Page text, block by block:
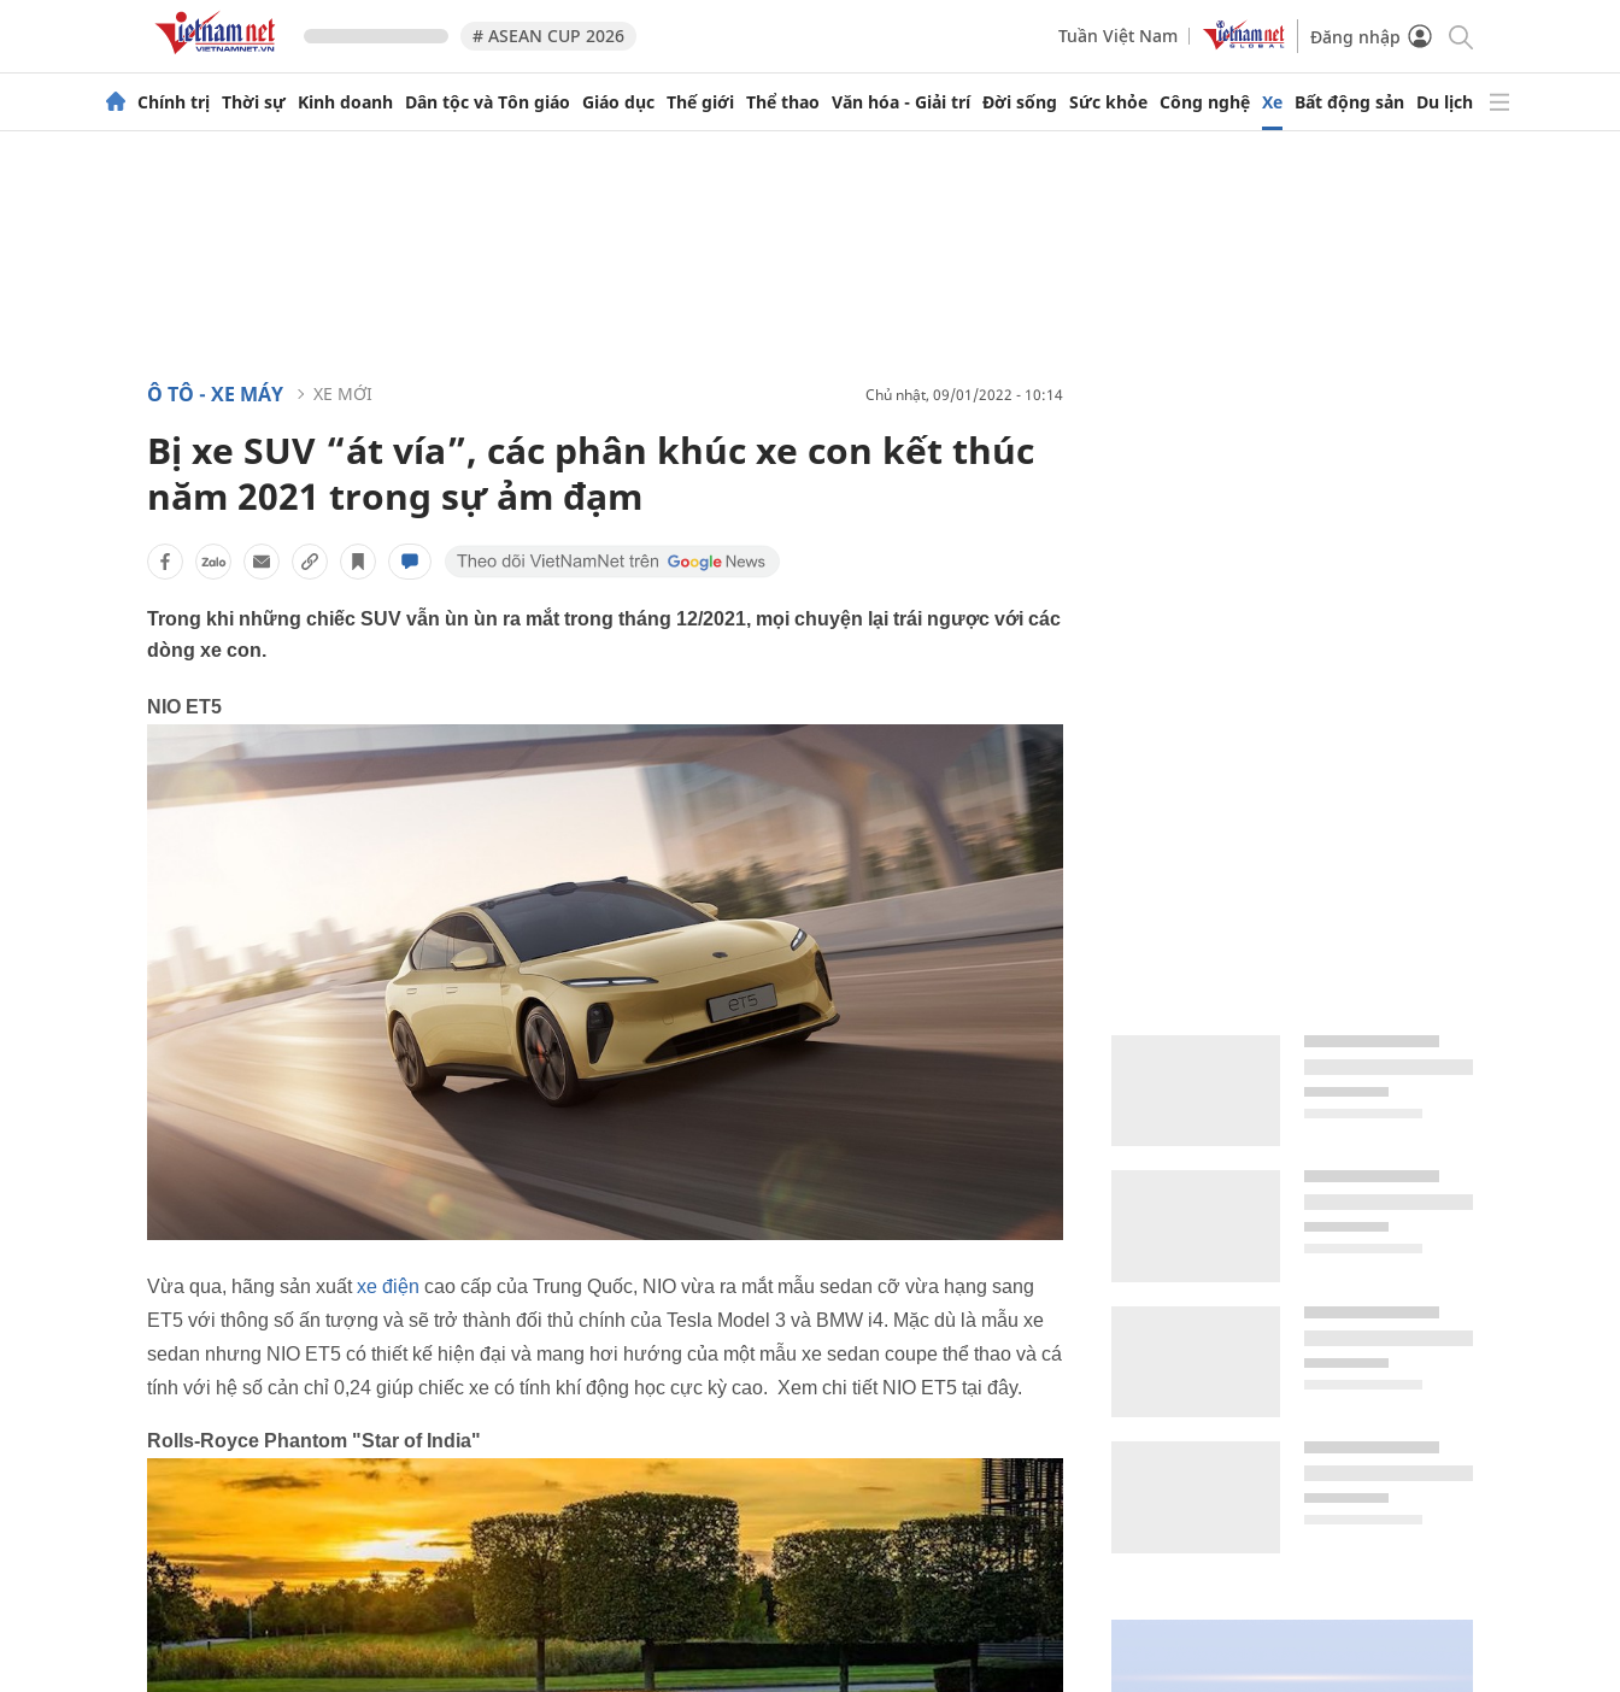
# ASEAN CUP 2026 Tuần Việt Nam Đăng nhập
Chính trị Thời sự Kinh doanh Dân tộc và Tôn giáo Giáo dục Thế giới Thể thao Văn hóa - Giải trí Đời sống Sức khỏe Công nghệ Xe Bất động sản Du lịch
Ô TÔ - XE MÁY XE MỚI chủ nhật, 09/01/2022 - 10:14
Bị xe SUV “át vía”, các phân khúc xe con kết thúc
năm 2021 trong sự ảm đạm
Trong khi những chiếc SUV vẫn ùn ùn ra mắt trong tháng 12/2021, mọi chuyện lại trái ngược với các
dòng xe con.
NIO ET5
Vừa qua, hãng sản xuấtxe điện cao cấp của Trung Quốc, NIO vừa ra mắt mẫu sedan cỡ vừa hạng sang
ET5 với thông số ấn tượng và sẽ trở thành đối thủ chính của Tesla Model 3 và BMW i4. Mặc dù là mẫu xe
sedan nhưng NIO ET5 có thiết kế hiện đại và mang hơi hướng của một mẫu xe sedan coupe thể thao và cá
tính với hệ số cản chỉ 0,24 giúp chiếc xe có tính khí động học cực kỳ cao. Xem chi tiết NIO ET5 tại đây.
Rolls-Royce Phantom "Star of India"